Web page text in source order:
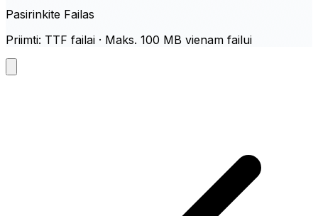
Pasirinkite Failas
Priimti: TTF failai · Maks. 100 MB vienam failui